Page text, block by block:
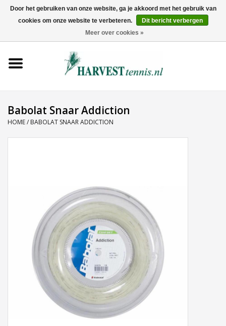
0 Artikelen - €0,00
Tenniskleding
Accessoires
Sponsoring
Babolat Snaar Addiction
HOME/ BABOLAT SNAAR ADDICTION
Door het gebruiken van onze website, ga je akkoord met het gebruik van
cookies om onze website te verbeteren.
Dit bericht verbergen
Meer over cookies »